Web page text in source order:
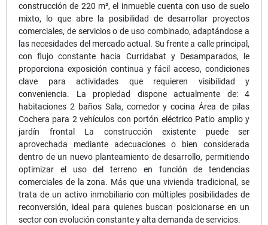
construcción de 220 m², el inmueble cuenta con uso de suelo
mixto, lo que abre la posibilidad de desarrollar proyectos
comerciales, de servicios o de uso combinado, adaptándose a
las necesidades del mercado actual. Su frente a calle principal,
con flujo constante hacia Curridabat y Desamparados, le
proporciona exposición continua y fácil acceso, condiciones
clave para actividades que requieren visibilidad y
conveniencia. La propiedad dispone actualmente de: 4
habitaciones 2 baños Sala, comedor y cocina Área de pilas
Cochera para 2 vehículos con portón eléctrico Patio amplio y
jardín frontal La construcción existente puede ser
aprovechada mediante adecuaciones o bien considerada
dentro de un nuevo planteamiento de desarrollo, permitiendo
optimizar el uso del terreno en función de tendencias
comerciales de la zona. Más que una vivienda tradicional, se
trata de un activo inmobiliario con múltiples posibilidades de
reconversión, ideal para quienes buscan posicionarse en un
sector con evolución constante y alta demanda de servicios.